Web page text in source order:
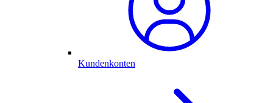
Kundenkonten